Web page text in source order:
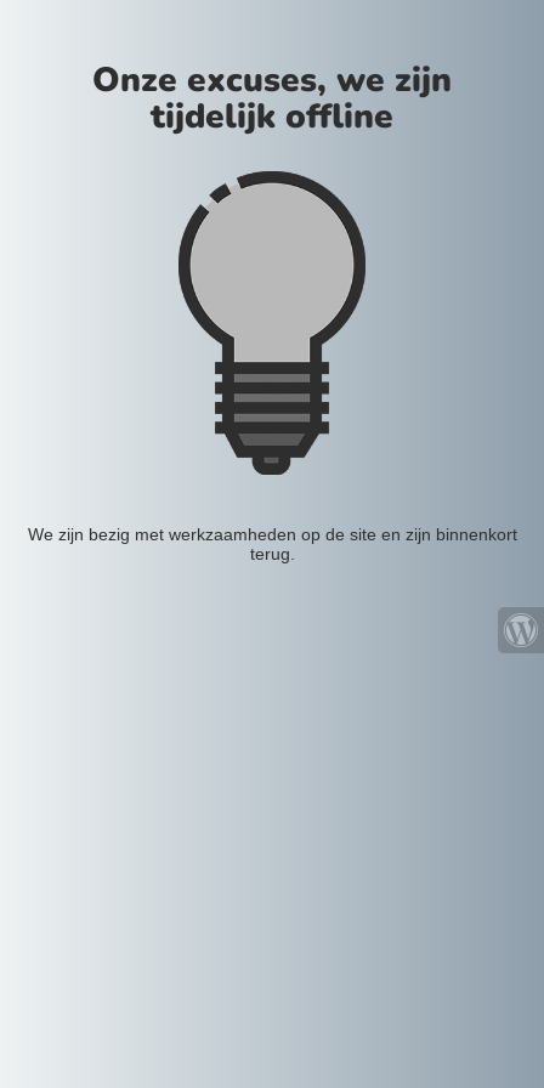
Onze excuses, we zijn
tijdelijk offline
We zijn bezig met werkzaamheden op de site en zijn binnenkort
terug.